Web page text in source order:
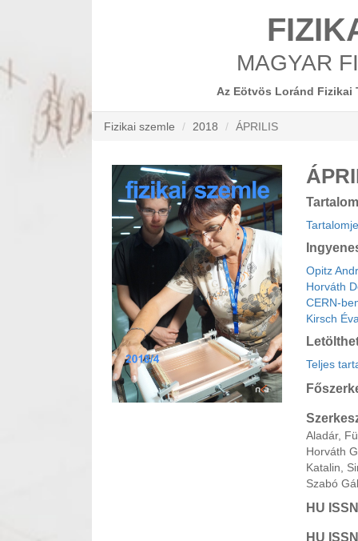
MAGYAR
Az Eötvös Loránd
Fizikai szemle 2018 ÁPRILIS
Opitz
Horváth
CERN-
Kirsch
Teljes
Aladár,
Horváth
Katalin,
Szabó
HU
HU